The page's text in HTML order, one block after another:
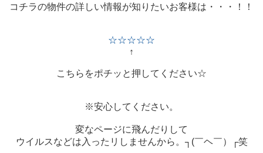
コチラの物件の詳しい情報が知りたいお客様は・・・！！
☆☆☆☆☆
↑
こちらをポチッと押してください☆
※安心してください。
変なページに飛んだりして
ウイルスなどは入ったリしませんから。┐(￣ヘ￣）┌笑